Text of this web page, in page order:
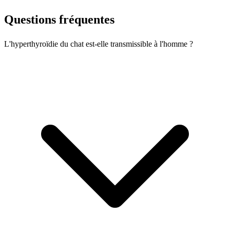
Questions fréquentes
L'hyperthyroïdie du chat est-elle transmissible à l'homme ?